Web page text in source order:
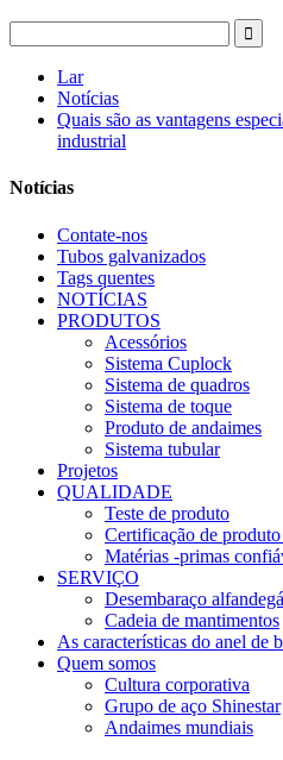
Lar
Notícias
Quais são as vantagens
industrial
Notícias
Contate-nos
Tubos galvanizados
Tags quentes
NOTÍCIAS
PRODUTOS
Acessórios
Sistema Cuplock
Sistema de quadros
Sistema de toque
Produto de andaimes
Sistema tubular
Projetos
QUALIDADE
Teste de produto
Certificação de
Matérias -primas
SERVIÇO
Desembaraço
Cadeia de mantimentos
As características do anel de
Quem somos
Cultura corporativa
Grupo de aço Shinestar
Andaimes mundiais